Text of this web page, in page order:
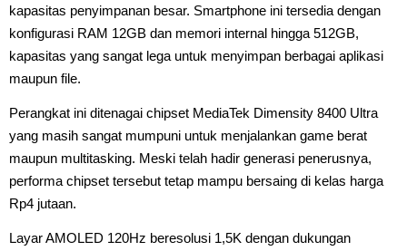
kapasitas penyimpanan besar. Smartphone ini tersedia dengan
konfigurasi RAM 12GB dan memori internal hingga 512GB,
kapasitas yang sangat lega untuk menyimpan berbagai aplikasi
maupun file.
Perangkat ini ditenagai chipset MediaTek Dimensity 8400 Ultra
yang masih sangat mumpuni untuk menjalankan game berat
maupun multitasking. Meski telah hadir generasi penerusnya,
performa chipset tersebut tetap mampu bersaing di kelas harga
Rp4 jutaan.
Layar AMOLED 120Hz beresolusi 1,5K dengan dukungan